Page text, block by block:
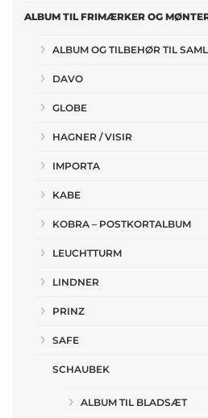
ALBUM TIL FRIMÆRKER OG
ALBUM OG TILBEHØR TIL
DAVO
GLOBE
HAGNER / VISIR
IMPORTA
KABE
KOBRA – POSTKORTALBUM
LEUCHTTURM
LINDNER
PRINZ
SAFE
SCHAUBEK
ALBUM TIL BLADSÆT